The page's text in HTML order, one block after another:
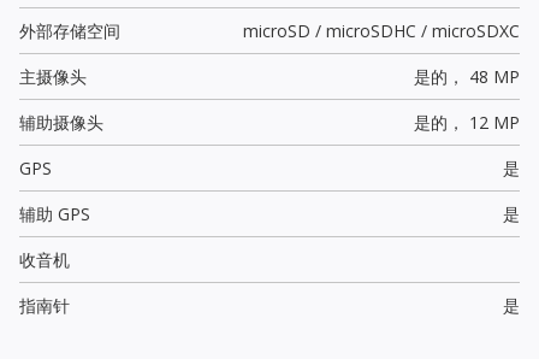
外部存储空间
microSD / microSDHC / microSDXC
主摄像头
是的， 48 MP
辅助摄像头
是的， 12 MP
GPS
是
辅助 GPS
是
收音机
指南针
是